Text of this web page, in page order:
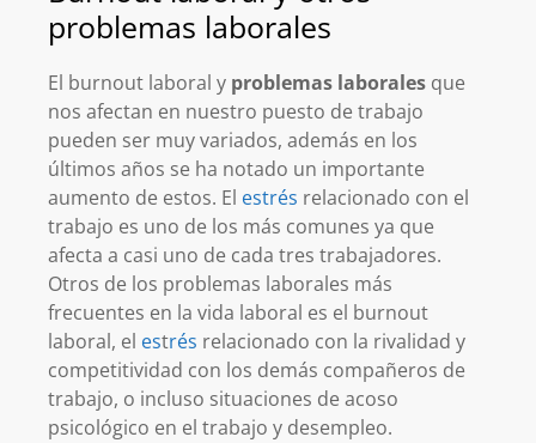
problemas laborales
El burnout laboral y problemas laborales que
nos afectan en nuestro puesto de trabajo
pueden ser muy variados, además en los
últimos años se ha notado un importante
aumento de estos. El estrés relacionado con el
trabajo es uno de los más comunes ya que
afecta a casi uno de cada tres trabajadores.
Otros de los problemas laborales más
frecuentes en la vida laboral es el burnout
laboral, el estrés relacionado con la rivalidad y
competitividad con los demás compañeros de
trabajo, o incluso situaciones de acoso
psicológico en el trabajo y desempleo.